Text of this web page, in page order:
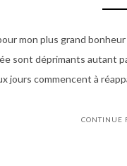
mon plus grand
sont déprimants autant
jours commencent à
CONTINUE